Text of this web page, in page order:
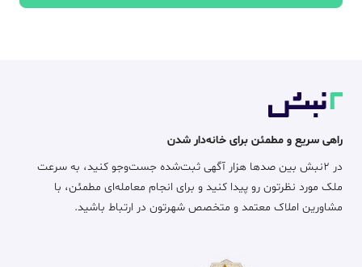
راهی سریع و مطمئن برای خانه‌دار شدن
در ۲نبش بین صدها هزار آگهی ثبت‌شده جست‌وجو کنید، به سرعت
ملک مورد نظرتون رو پیدا کنید و برای انجام معامله‌ای مطمئن، با
مشاورین املاک معتمد و متخصص شهرتون در ارتباط باشید.